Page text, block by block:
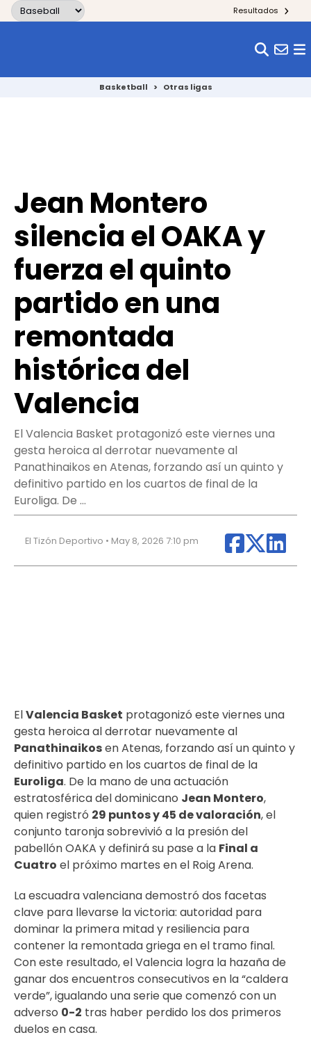
Skip to content Resultados
Basketball > Otras ligas
Jean Montero
silencia el OAKA y
fuerza el quinto
partido en una
remontada
histórica del
Valencia
El Valencia Basket protagonizó este viernes una
gesta heroica al derrotar nuevamente al
Panathinaikos en Atenas, forzando así un quinto y
definitivo partido en los cuartos de final de la
Euroliga. De …
El Tizón Deportivo • May 8, 2026 7:10 pm
ElValencia Basket protagonizó este viernes una
gesta heroica al derrotar nuevamente al
Panathinaikosen Atenas, forzando así un quinto y
definitivo partido en los cuartos de final de la
Euroliga. De la mano de una actuación
estratosférica del dominicano Jean Montero,
quien registró 29 puntos y 45 de valoración, el
conjunto taronja sobrevivió a la presión del
pabellón OAKA y definirá su pase a la Final a
Cuatro el próximo martes en el Roig Arena.
La escuadra valenciana demostró dos facetas
clave para llevarse la victoria: autoridad para
dominar la primera mitad y resiliencia para
contener la remontada griega en el tramo final.
Con este resultado, el Valencia logra la hazaña de
ganar dos encuentros consecutivos en la “caldera
verde”, igualando una serie que comenzó con un
adverso 0-2 tras haber perdido los dos primeros
duelos en casa.